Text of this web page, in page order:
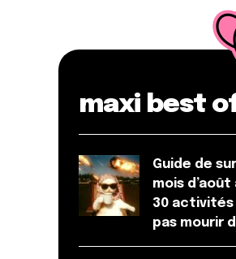
maxi best
Guide de
mois d’août
30 activités
pas mourir